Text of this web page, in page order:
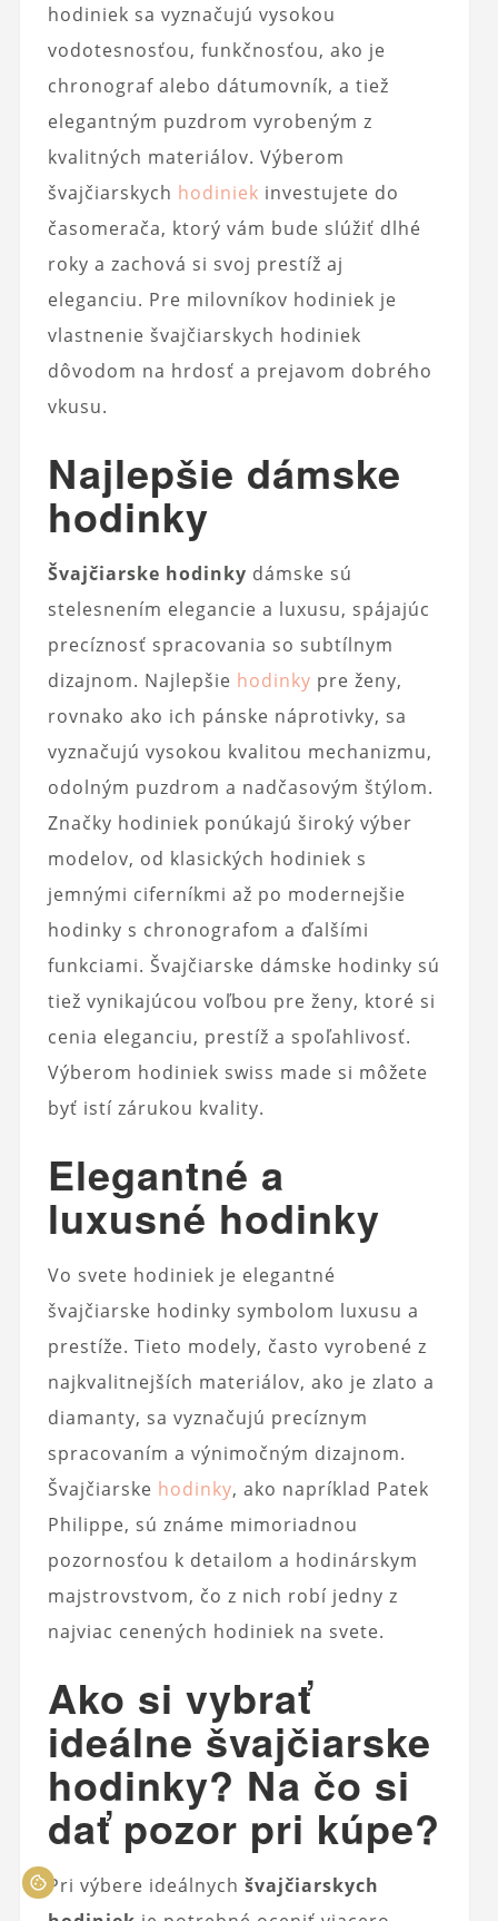
hodiniek sa vyznačujú vysokou
vodotesnosťou, funkčnosťou, ako je
chronograf alebo dátumovník, a tiež
elegantným puzdrom vyrobeným z
kvalitných materiálov. Výberom
švajčiarskych hodiniek investujete do
časomerača, ktorý vám bude slúžiť dlhé
roky a zachová si svoj prestíž aj
eleganciu. Pre milovníkov hodiniek je
vlastnenie švajčiarskych hodiniek
dôvodom na hrdosť a prejavom dobrého
vkusu.
Najlepšie dámske
hodinky
Švajčiarske hodinky dámske sú
stelesnením elegancie a luxusu, spájajúc
precíznosť spracovania so subtílnym
dizajnom. Najlepšie hodinky pre ženy,
rovnako ako ich pánske náprotivky, sa
vyznačujú vysokou kvalitou mechanizmu,
odolným puzdrom a nadčasovým štýlom.
Značky hodiniek ponúkajú široký výber
modelov, od klasických hodiniek s
jemnými ciferníkmi až po modernejšie
hodinky s chronografom a ďalšími
funkciami. Švajčiarske dámske hodinky sú
tiež vynikajúcou voľbou pre ženy, ktoré si
cenia eleganciu, prestíž a spoľahlivosť.
Výberom hodiniek swiss made si môžete
byť istí zárukou kvality.
Elegantné a
luxusné hodinky
Vo svete hodiniek je elegantné
švajčiarske hodinky symbolom luxusu a
prestíže. Tieto modely, často vyrobené z
najkvalitnejších materiálov, ako je zlato a
diamanty, sa vyznačujú precíznym
spracovaním a výnimočným dizajnom.
Švajčiarske hodinky, ako napríklad Patek
Philippe, sú známe mimoriadnou
pozornosťou k detailom a hodinárskym
majstrovstvom, čo z nich robí jedny z
najviac cenených hodiniek na svete.
Ako si vybrať
ideálne švajčiarske
hodinky? Na čo si
dať pozor pri kúpe?
Pri výbere ideálnych švajčiarskych